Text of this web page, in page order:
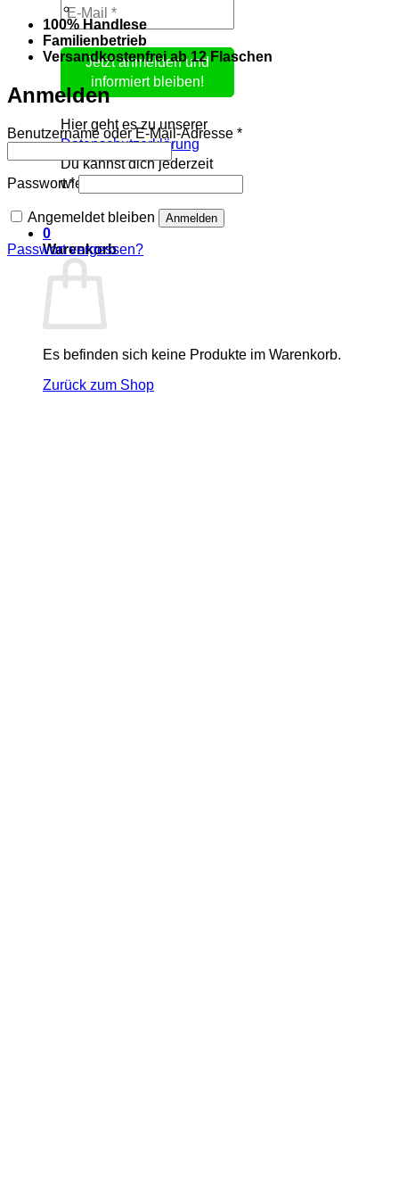
Hier geht es zu unserer
Datenschutzerklärung
Du kannst dich jederzeit
wieder abmelden.
0
Warenkorb
Es befinden sich keine Produkte im Warenkorb.
Zurück zum Shop
100% Handlese
Familienbetrieb
Versandkostenfrei ab 12 Flaschen
Anmelden
Benutzername oder E-Mail-Adresse *Erforderlich
Passwort*Erforderlich
Angemeldet bleiben Anmelden
Passwort vergessen?